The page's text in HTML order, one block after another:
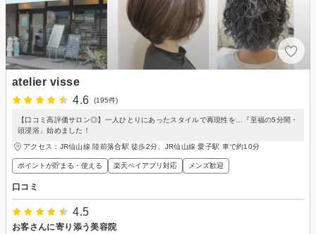
atelier visse
4.6
(195件)
【口コミ高評価サロン◎】一人ひとりにあったスタイルで再現性を…『至福の5分間・
頭浸浴」始めました！
アクセス：JR仙山線 陸前落合駅 徒歩2分、JR仙山線 愛子駅 車で約10分
ポイントが貯まる・使える 楽天ペイアプリ対応 メンズ歓迎
口コミ
4.5
お客さんに寄り添う美容院